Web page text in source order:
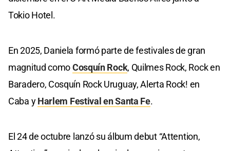
Tokio Hotel.
En 2025, Daniela formó parte de festivales de gran
magnitud comoCosquín Rock, Quilmes Rock, Rock en
Baradero, Cosquín Rock Uruguay, Alerta Rock! en
Caba yHarlem Festival en Santa Fe.
El 24 de octubre lanzó su álbum debut “Attention,